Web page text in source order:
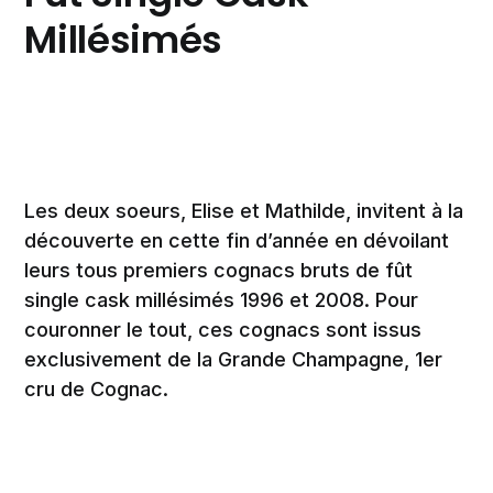
Millésimés
Les deux soeurs, Elise et Mathilde, invitent à la
découverte en cette fin d’année en dévoilant
leurs tous premiers cognacs bruts de fût
single cask millésimés 1996 et 2008. Pour
couronner le tout, ces cognacs sont issus
exclusivement de la Grande Champagne, 1er
cru de Cognac.